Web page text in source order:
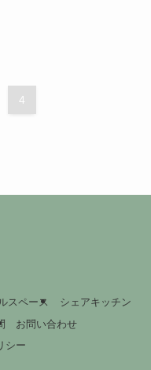
4
スペース
シェアキッチン
お問い合わせ
シー